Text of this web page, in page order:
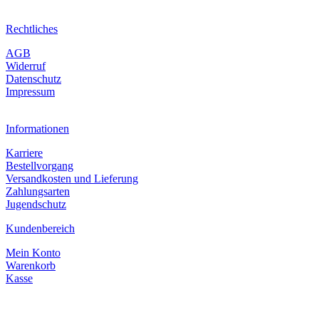
Rechtliches
AGB
Widerruf
Datenschutz
Impressum
Informationen
Karriere
Bestellvorgang
Versandkosten und Lieferung
Zahlungsarten
Jugendschutz
Kundenbereich
Mein Konto
Warenkorb
Kasse